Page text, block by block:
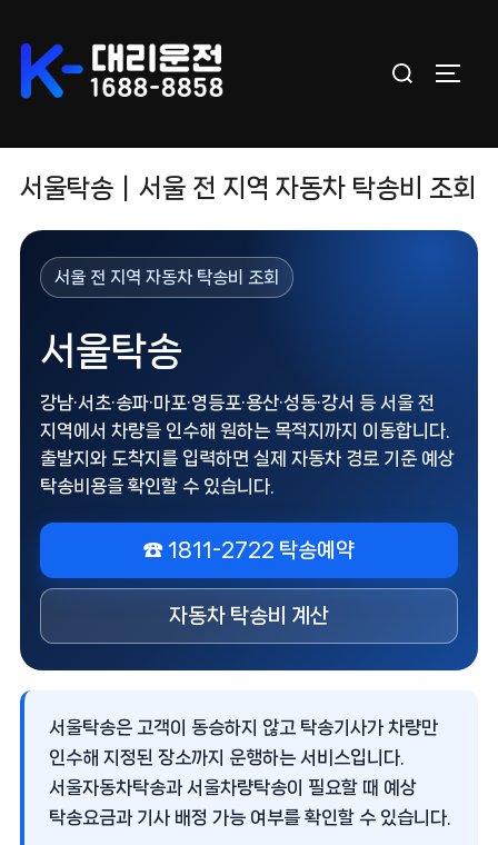
content
Search
서울탁송｜서울 전 지역 자동차 탁송비 조회
서울 전 지역 자동차 탁송비 조회
서울탁송
강남·서초·송파·마포·영등포·용산·성동·강서 등 서울 전
지역에서 차량을 인수해 원하는 목적지까지 이동합니다.
출발지와 도착지를 입력하면 실제 자동차 경로 기준 예상
탁송비용을 확인할 수 있습니다.
☎ 1811-2722 탁송예약
자동차 탁송비 계산
서울탁송은 고객이 동승하지 않고 탁송기사가 차량만
인수해 지정된 장소까지 운행하는 서비스입니다.
서울자동차탁송과 서울차량탁송이 필요할 때 예상
탁송요금과 기사 배정 가능 여부를 확인할 수 있습니다.